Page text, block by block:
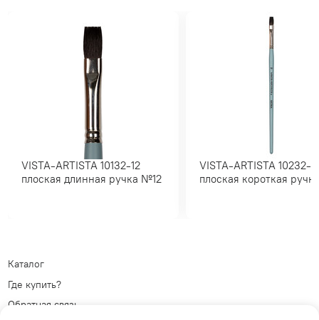
VISTA-ARTISTA 10132-12
плоская длинная ручка №12
VISTA-ARTISTA 10232-10
плоская короткая
Каталог
Где купить?
Обратная связь